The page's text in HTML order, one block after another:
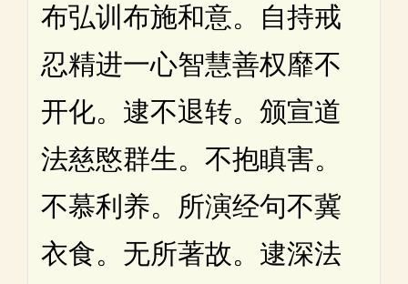
布弘训布施和意。自持戒
忍精进一心智慧善权靡不
开化。逮不退转。颁宣道
法慈愍群生。不抱瞋害。
不慕利养。所演经句不冀
衣食。无所著故。逮深法